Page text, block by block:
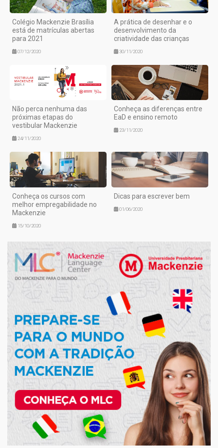
Colégio Mackenzie Brasília
está de matrículas abertas
para 2021
07/12/2020
A prática de desenhar e o
desenvolvimento da
criatividade das crianças
30/11/2020
Não perca nenhuma das
próximas etapas do
vestibular Mackenzie
24/11/2020
Conheça as diferenças entre
EaD e ensino remoto
23/11/2020
Conheça os cursos com
melhor empregabilidade no
Mackenzie
15/10/2020
Dicas para escrever bem
01/06/2020